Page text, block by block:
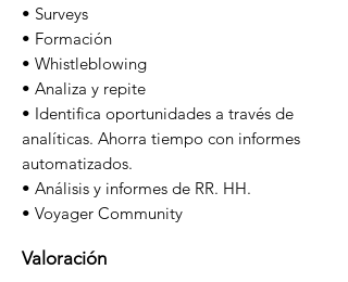
• Surveys
• Formación
• Whistleblowing
• Analiza y repite
• Identifica oportunidades a través de
analíticas. Ahorra tiempo con informes
automatizados.
• Análisis y informes de RR. HH.
• Voyager Community
Valoración